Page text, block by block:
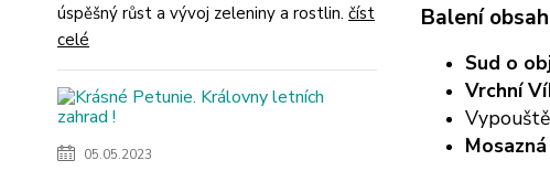
úspěšný růst a vývoj zeleniny a rostlin. číst
celé
05.05.2023
Balení
Sud o
Vrchní